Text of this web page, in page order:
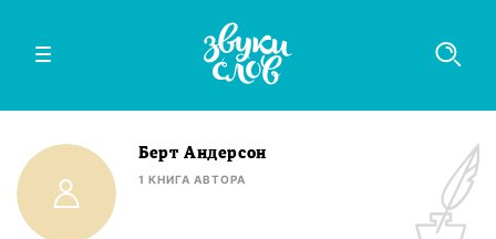
Берт Андерсон
1 КНИГА АВТОРА